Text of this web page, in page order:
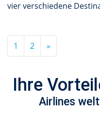
vier verschiedene
1 2 »
Ihre
Airlines